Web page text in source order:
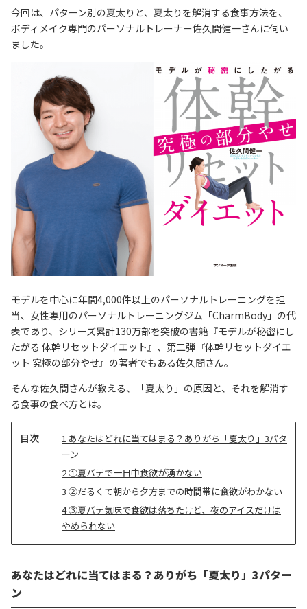
今回は、パターン別の夏太りと、夏太りを解消する食事方法を、
ボディメイク専門のパーソナルトレーナー佐久間健一さんに伺い
ました。
モデルを中心に年間4,000件以上のパーソナルトレーニングを担
当、女性専用のパーソナルトレーニングジム「CharmBody」の代
表であり、シリーズ累計130万部を突破の書籍『モデルが秘密にし
たがる 体幹リセットダイエット』、第二弾『体幹リセットダイエ
ット 究極の部分やせ』の著者でもある佐久間さん。
そんな佐久間さんが教える、「夏太り」の原因と、それを解消す
る食事の食べ方とは。
1 あなたはどれに当てはまる？ありがち「夏太り」3パタ
ーン
2①夏バテで一日中食欲が湧かない
3 ②だるくて朝から夕方までの時間帯に食欲がわかない
4③夏バテ気味で食欲は落ちたけど、夜のアイスだけは
やめられない
あなたはどれに当てはまる？ありがち「夏太り」3パター
ン